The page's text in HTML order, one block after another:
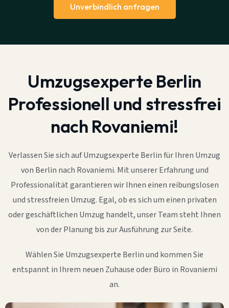
Unverbindlich anfragen
Umzugsexperte Berlin
Professionell und stressfrei
nach Rovaniemi!
Verlassen Sie sich auf Umzugsexperte Berlin für Ihren Umzug
von Berlin nach Rovaniemi. Mit unserer Erfahrung und
Professionalität garantieren wir Ihnen einen reibungslosen
und stressfreien Umzug. Egal, ob es sich um einen privaten
oder geschäftlichen Umzug handelt, unser Team steht Ihnen
von der Planung bis zur Ausführung zur Seite.
Wählen Sie Umzugsexperte Berlin und kommen Sie
entspannt in Ihrem neuen Zuhause oder Büro in Rovaniemi
an.